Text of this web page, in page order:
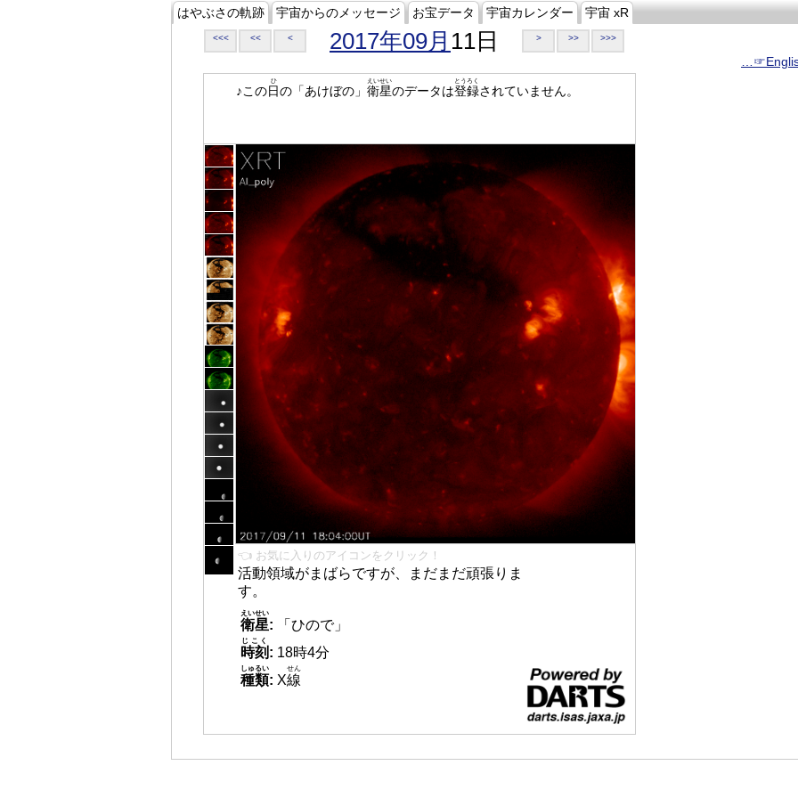
はやぶさの軌跡 宇宙からのメッセージ お宝データ 宇宙カレンダー 宇宙 xR
<<< << < 2017年09月 11日 > >> >>>
♪この日
ひ
の「あけぼの」 衛星
えいせい
のデータは登録
とうろく
されていません。
👈 お気に入りのアイコンをクリック！
活動領域がまばらですが、まだまだ頑張りま
す。
衛星
えいせい
:
「ひので」
時刻
じこく
: 18時4分
種類
しゅるい
: X線
せん